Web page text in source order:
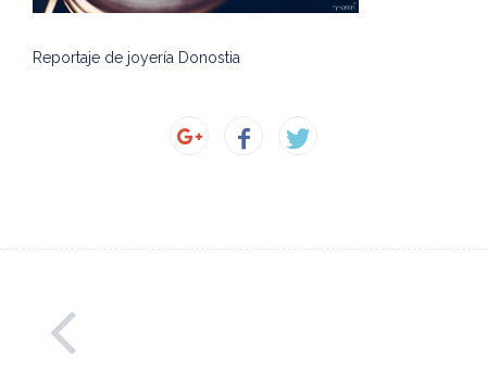
Reportaje de joyería Donostia